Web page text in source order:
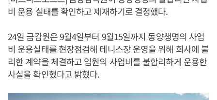
비 운용 실태를 확인하고 제재하기로 결정했다.
24일 금감원은 9월4일부터 9월15일까지 동양생명의 사업
비 운용실태를 현장점검해 테니스장 운영을 위해 회사에 불
리한 계약을 체결하고 임원의 사업비를 불합리하게 운용한
사실을 확인했다고 밝혔다.